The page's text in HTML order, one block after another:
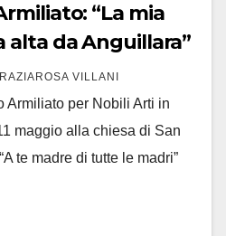
“La mia
alta da Anguillara”
VILLANI
Armiliato per Nobili Arti in
maggio alla chiesa di San
te madre di tutte le madri”